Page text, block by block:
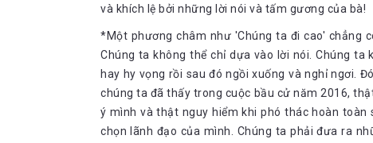
và khích lệ bởi những lời nói và tấm gương của bà!
*Một phương châm như 'Chúng ta đi cao' chẳng
Chúng ta không thể chỉ dựa vào lời nói. Chúng
hay hy vọng rồi sau đó ngồi xuống và nghỉ ngơi.
chúng ta đã thấy trong cuộc bầu cử năm 2016,
ý mình và thật nguy hiểm khi phó thác hoàn
chọn lãnh đạo của mình. Chúng ta phải đưa ra